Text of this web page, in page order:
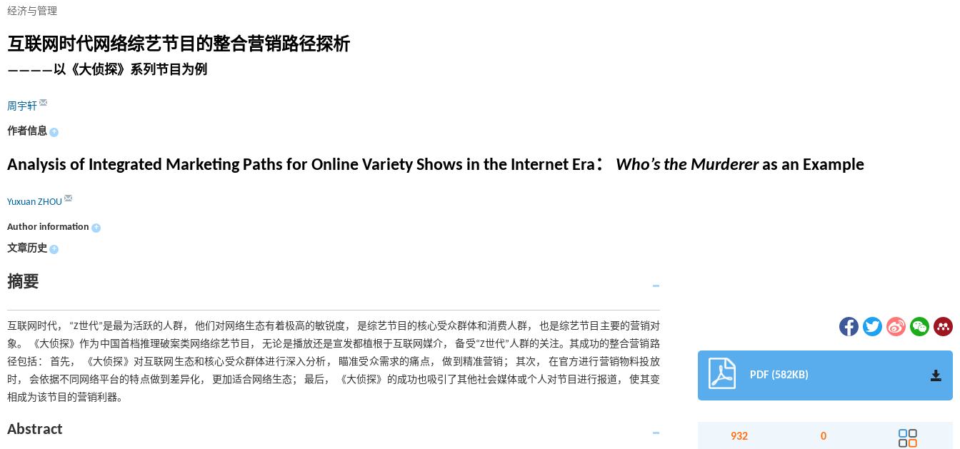
经济与管理
互联网时代网络综艺节目的整合营销路径探析
————以《大侦探》系列节目为例
周宇轩
作者信息 +
Analysis of Integrated Marketing Paths for Online Variety Shows in the Internet Era： Who’s the Murdereras an Example
Yuxuan ZHOU
Author information +
文章历史 +
摘要
互联网时代， “Z世代”是最为活跃的人群， 他们对网络生态有着极高的敏锐度， 是综艺节目的核心受众群体和消费人群， 也是综艺节目主要的营销对
象。 《大侦探》作为中国首档推理破案类网络综艺节目， 无论是播放还是宣发都植根于互联网媒介， 备受“Z世代”人群的关注。其成功的整合营销路
径包括： 首先， 《大侦探》对互联网生态和核心受众群体进行深入分析， 瞄准受众需求的痛点， 做到精准营销； 其次， 在官方进行营销物料投放
时， 会依据不同网络平台的特点做到差异化， 更加适合网络生态； 最后， 《大侦探》的成功也吸引了其他社会媒体或个人对节目进行报道， 使其变
相成为该节目的营销利器。
Abstract
PDF (582KB)
932 0